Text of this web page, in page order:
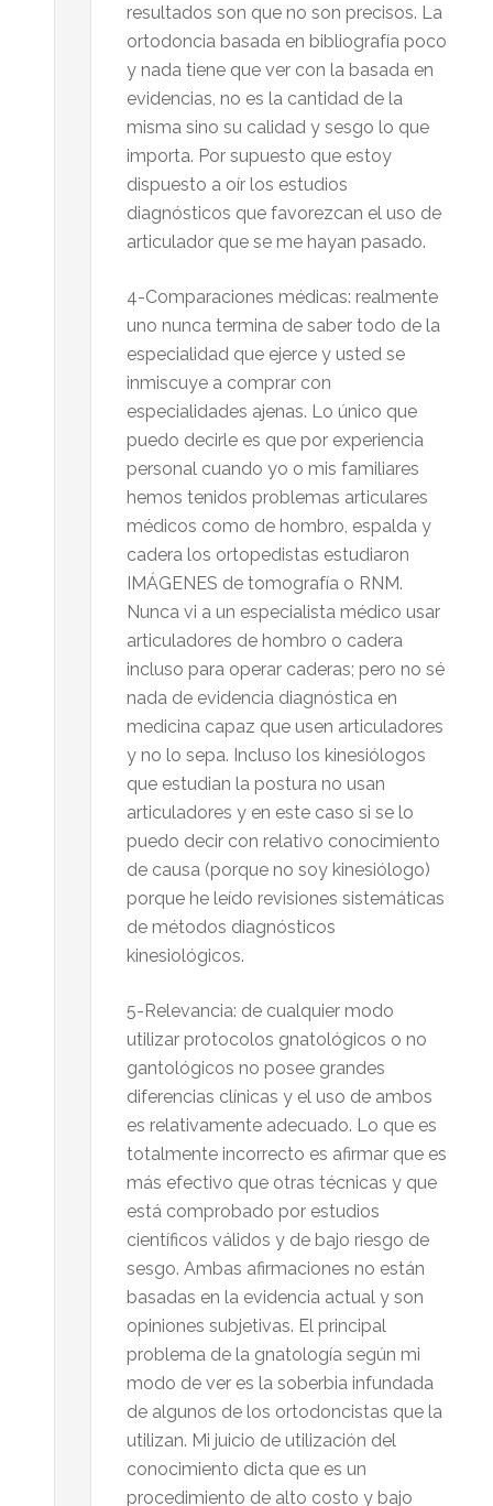
resultados son que no son precisos. La
ortodoncia basada en bibliografía poco
y nada tiene que ver con la basada en
evidencias, no es la cantidad de la
misma sino su calidad y sesgo lo que
importa. Por supuesto que estoy
dispuesto a oír los estudios
diagnósticos que favorezcan el uso de
articulador que se me hayan pasado.
4-Comparaciones médicas: realmente
uno nunca termina de saber todo de la
especialidad que ejerce y usted se
inmiscuye a comprar con
especialidades ajenas. Lo único que
puedo decirle es que por experiencia
personal cuando yo o mis familiares
hemos tenidos problemas articulares
médicos como de hombro, espalda y
cadera los ortopedistas estudiaron
IMÁGENES de tomografía o RNM.
Nunca vi a un especialista médico usar
articuladores de hombro o cadera
incluso para operar caderas; pero no sé
nada de evidencia diagnóstica en
medicina capaz que usen articuladores
y no lo sepa. Incluso los kinesiólogos
que estudian la postura no usan
articuladores y en este caso si se lo
puedo decir con relativo conocimiento
de causa (porque no soy kinesiólogo)
porque he leído revisiones sistemáticas
de métodos diagnósticos
kinesiológicos.
5-Relevancia: de cualquier modo
utilizar protocolos gnatológicos o no
gantológicos no posee grandes
diferencias clínicas y el uso de ambos
es relativamente adecuado. Lo que es
totalmente incorrecto es afirmar que es
más efectivo que otras técnicas y que
está comprobado por estudios
científicos válidos y de bajo riesgo de
sesgo. Ambas afirmaciones no están
basadas en la evidencia actual y son
opiniones subjetivas. El principal
problema de la gnatología según mi
modo de ver es la soberbia infundada
de algunos de los ortodoncistas que la
utilizan. Mi juicio de utilización del
conocimiento dicta que es un
procedimiento de alto costo y bajo